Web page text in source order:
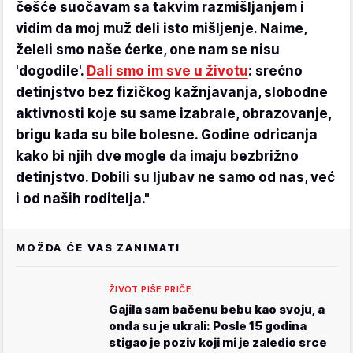
češće suočavam sa takvim razmišljanjem i
vidim da moj muž deli isto mišljenje. Naime,
želeli smo naše ćerke, one nam se nisu
'dogodile'. Dali smo im sve u životu: srećno
detinjstvo bez fizičkog kažnjavanja, slobodne
aktivnosti koje su same izabrale, obrazovanje,
brigu kada su bile bolesne. Godine odricanja
kako bi njih dve mogle da imaju bezbrižno
detinjstvo. Dobili su ljubav ne samo od nas, već
i od naših roditelja."
MOŽDA ĆE VAS ZANIMATI
ŽIVOT PIŠE PRIČE
Gajila sam bačenu bebu kao svoju, a
onda su je ukrali: Posle 15 godina
stigao je poziv koji mi je zaledio srce